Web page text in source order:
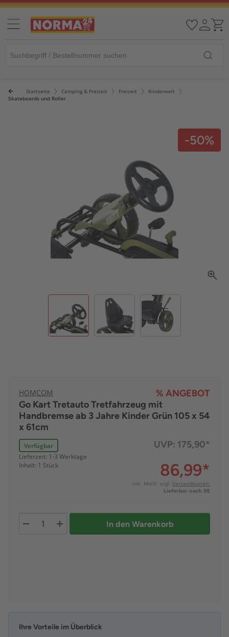
Startseite Camping & Freizeit Freizeit
Kinderwelt
Skateboards und Roller
-50%
HOMCOM
% ANGEBOT
Go Kart Tretauto Tretfahrzeug mit
Handbremse ab 3 Jahre Kinder Grün 105 x 54
x 61cm
Verfügbar
Lieferzeit: 1-3 Werktage
Inhalt: 1 Stück
UVP: 175,90*
86,99*
inkl. MwSt. zzgl. Versandkosten:
Lieferbar nach DE
In den Warenkorb
Ihre Vorteile im Überblick